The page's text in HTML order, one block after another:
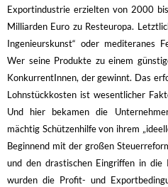
Exportindustrie erzielten von 2000
Milliarden Euro zu Resteuropa.
Ingenieurskunst“ oder mediteranes
Wer seine Produkte zu einem
KonkurrentInnen, der gewinnt. Das
Lohnstückkosten ist wesentlicher
Und hier bekamen die
mächtig Schützenhilfe von ihrem
Beginnend mit der großen
und den drastischen Eingriffen in die
wurden die Profit- und